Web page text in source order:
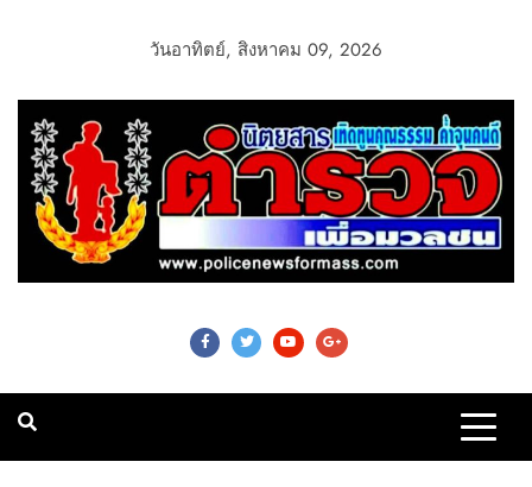
วันอาทิตย์, สิงหาคม 09, 2026
Police News For
Mass